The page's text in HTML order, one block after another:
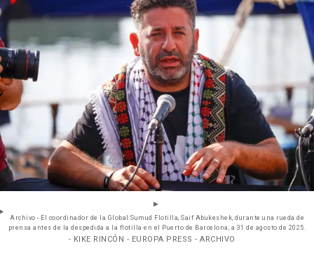
Archivo - El coordinador de la Global Sumud Flotilla, Saif Abukeshek, durante una rueda de
prensa antes de la despedida a la flotilla en el Puerto de Barcelona, a 31 de agosto de 2025.
- KIKE RINCÓN - EUROPA PRESS - ARCHIVO